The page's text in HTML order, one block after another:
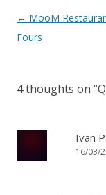
Post
navigation
← MooM
Fours
4 thoughts on “
Ivan
16/03/